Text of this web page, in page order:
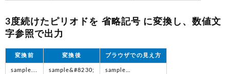
3度続けたピリオドを 省略記号 に変換し、数値文
字参照で出力
変換前 変換後 ブラウザでの見え方
sample... sample&#8230; sample…